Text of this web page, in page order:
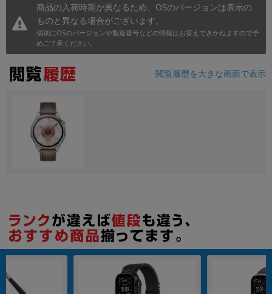
商品の入荷時期が異なるため、OSのバージョンは表示の
ものと異なる場合がございます。
個別にOSのバージョンや製造番号などの情報はお答えできかねますので予
めご了承ください。
閲覧履歴を大きな画面で表示
モニタサイズ
価格
各項目のチェックボックスは「or検索」となります。
ただし機能別のみ「and検索」となります。